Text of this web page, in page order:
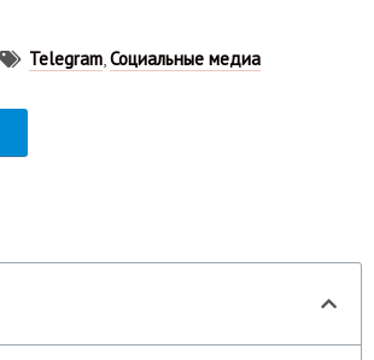
Telegram,Социальные медиа